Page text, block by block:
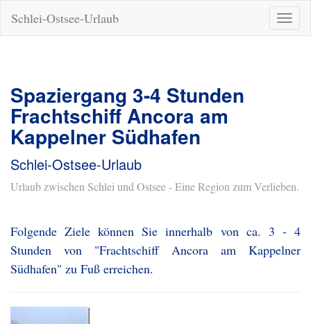
ein-/
Schlei-Ostsee-Urlaub
Spaziergang 3-4 Stunden
Frachtschiff Ancora am
Kappelner Südhafen
Schlei-Ostsee-Urlaub
Urlaub zwischen Schlei und Ostsee - Eine Region zum Verlieben.
Folgende Ziele können Sie innerhalb von ca. 3 - 4
Stunden von "Frachtschiff Ancora am Kappelner
Südhafen" zu Fuß erreichen.